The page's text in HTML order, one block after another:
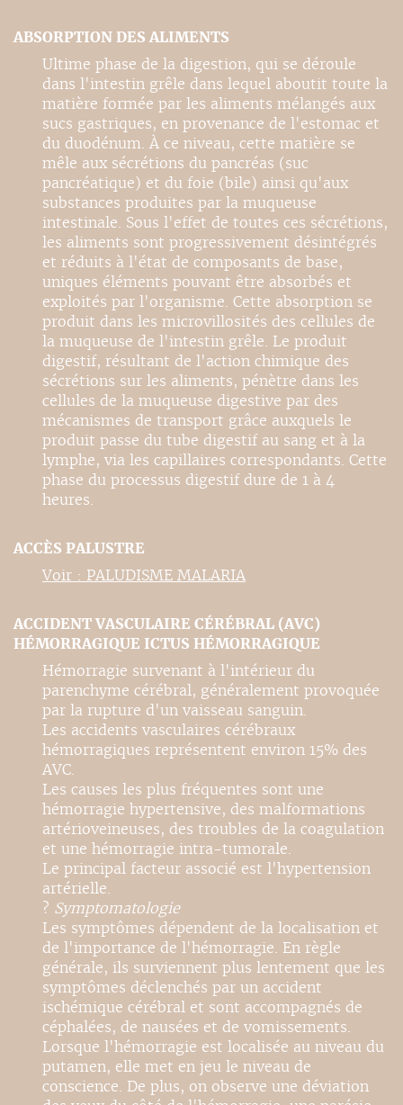
ABSORPTION DES ALIMENTS
Ultime phase de la digestion, qui se déroule
dans l'intestin grêle dans lequel aboutit toute la
matière formée par les aliments mélangés aux
sucs gastriques, en provenance de l'estomac et
du duodénum. À ce niveau, cette matière se
mêle aux sécrétions du pancréas (suc
pancréatique) et du foie (bile) ainsi qu'aux
substances produites par la muqueuse
intestinale. Sous l'effet de toutes ces sécrétions,
les aliments sont progressivement désintégrés
et réduits à l'état de composants de base,
uniques éléments pouvant être absorbés et
exploités par l'organisme. Cette absorption se
produit dans les microvillosités des cellules de
la muqueuse de l'intestin grêle. Le produit
digestif, résultant de l'action chimique des
sécrétions sur les aliments, pénètre dans les
cellules de la muqueuse digestive par des
mécanismes de transport grâce auxquels le
produit passe du tube digestif au sang et à la
lymphe, via les capillaires correspondants. Cette
phase du processus digestif dure de 1 à 4
heures.
ACCÈS PALUSTRE
Voir : PALUDISME MALARIA
ACCIDENT VASCULAIRE CÉRÉBRAL (AVC)
HÉMORRAGIQUE ICTUS HÉMORRAGIQUE
Hémorragie survenant à l'intérieur du
parenchyme cérébral, généralement provoquée
par la rupture d'un vaisseau sanguin.
Les accidents vasculaires cérébraux
hémorragiques représentent environ 15% des
AVC.
Les causes les plus fréquentes sont une
hémorragie hypertensive, des malformations
artérioveineuses, des troubles de la coagulation
et une hémorragie intra-tumorale.
Le principal facteur associé est l'hypertension
artérielle.
? Symptomatologie
Les symptômes dépendent de la localisation et
de l'importance de l'hémorragie. En règle
générale, ils surviennent plus lentement que les
symptômes déclenchés par un accident
ischémique cérébral et sont accompagnés de
céphalées, de nausées et de vomissements.
Lorsque l'hémorragie est localisée au niveau du
putamen, elle met en jeu le niveau de
conscience. De plus, on observe une déviation